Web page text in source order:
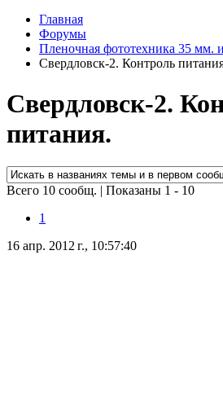
Главная
Форумы
Пленочная фототехника 35 мм.
Свердловск-2. Контроль
Свердловск-2.
питания.
Всего 10 сообщ. | Показаны 1 - 10
1
16 апр. 2012 г., 10:57:40